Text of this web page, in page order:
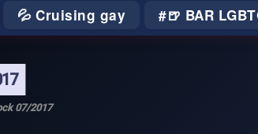
💦 Cruising gay 🍺 BAR
07/2017